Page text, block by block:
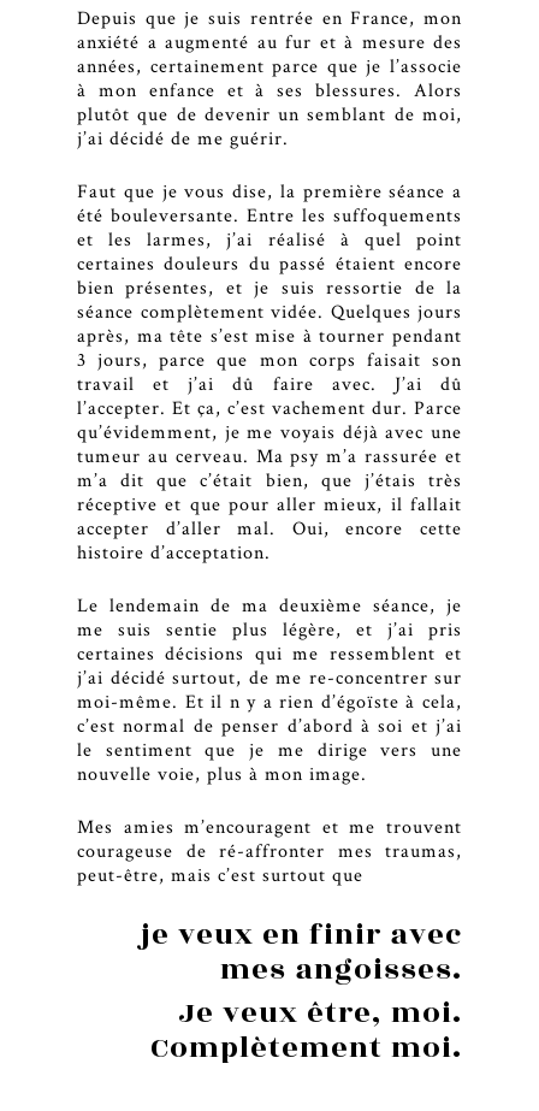
Depuis que je suis rentrée en France, mon
anxiété a augmenté au fur et à mesure des
années, certainement parce que je l’associe
à mon enfance et à ses blessures. Alors
plutôt que de devenir un semblant de moi,
j’ai décidé de me guérir.
Faut que je vous dise, la première séance a
été bouleversante. Entre les suffoquements
et les larmes, j’ai réalisé à quel point
certaines douleurs du passé étaient encore
bien présentes, et je suis ressortie de la
séance complètement vidée. Quelques jours
après, ma tête s’est mise à tourner pendant
3 jours, parce que mon corps faisait son
travail et j’ai dû faire avec. J’ai dû
l’accepter. Et ça, c’est vachement dur. Parce
qu’évidemment, je me voyais déjà avec une
tumeur au cerveau. Ma psy m’a rassurée et
m’a dit que c’était bien, que j’étais très
réceptive et que pour aller mieux, il fallait
accepter d’aller mal. Oui, encore cette
histoire d’acceptation.
Le lendemain de ma deuxième séance, je
me suis sentie plus légère, et j’ai pris
certaines décisions qui me ressemblent et
j’ai décidé surtout, de me re-concentrer sur
moi-même. Et il n y a rien d’égoïste à cela,
c’est normal de penser d’abord à soi et j’ai
le sentiment que je me dirige vers une
nouvelle voie, plus à mon image.
Mes amies m’encouragent et me trouvent
courageuse de ré-affronter mes traumas,
peut-être, mais c’est surtout que
je veux en finir avec
mes angoisses.
Je veux être, moi.
Complètement moi.